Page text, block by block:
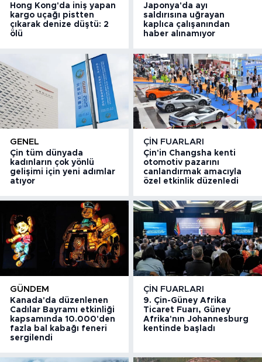
Hong Kong'da iniş yapan
kargo uçağı pistten
çıkarak denize düştü: 2
ölü
Japonya'da ayı
saldırısına uğrayan
kaplıca çalışanından
haber alınamıyor
GENEL
Çin tüm dünyada
kadınların çok yönlü
gelişimi için yeni adımlar
atıyor
ÇIN FUARLARI
Çin'in Changsha kenti
otomotiv pazarını
canlandırmak amacıyla
özel etkinlik düzenledi
GÜNDEM
Kanada'da düzenlenen
Cadılar Bayramı etkinliği
kapsamında 10.000'den
fazla bal kabağı feneri
sergilendi
ÇIN FUARLARI
9. Çin-Güney Afrika
Ticaret Fuarı, Güney
Afrika'nın Johannesburg
kentinde başladı